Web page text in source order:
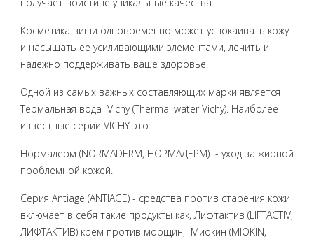
Косметика виши одновременно может успокаивать кожу
и насыщать ее усиливающими элементами, лечить и
надежно поддерживать ваше здоровье.
Одной из самых важных составляющих марки является
Термальная вода Vichy (Thermal water Vichy). Наиболее
известные серии VICHY это:
Нормадерм (NORMADERM, НОРМАДЕРМ) - уход за жирной
проблемной кожей.
Серия Antiage (ANTIAGE) - средства против старения кожи
включает в себя такие продукты как, Лифтактив (LIFTACTIV,
ЛИФТАКТИВ) крем против морщин, Миокин (MIOKIN,